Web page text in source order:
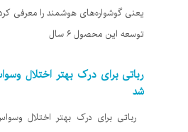
یعنی گوشواره‌های هوشمند را معرفی
توسعه این محصول ۶ سال
رباتی برای درک بهتر اختلال
شد
رباتی برای درک بهتر اختلال